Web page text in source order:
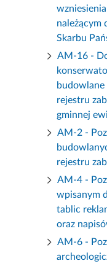
należącym
Skarbu
AM-16 -
rejestru
gminnej
AM-2 -
rejestru
AM-4 -
wpisanym
tablic
oraz
AM-6 -